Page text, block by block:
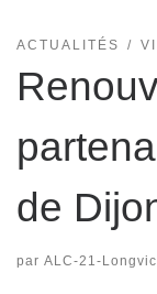
ACTUALITÉS
de
par ALC-21-Longvic